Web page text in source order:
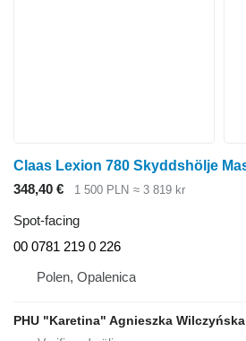
348,40 € 1 500 PLN ≈ 3 819 kr
Spot-facing
00 0781 219 0 226
Polen, Opalenica
PHU "Karetina" Agnieszka Wilczyńska